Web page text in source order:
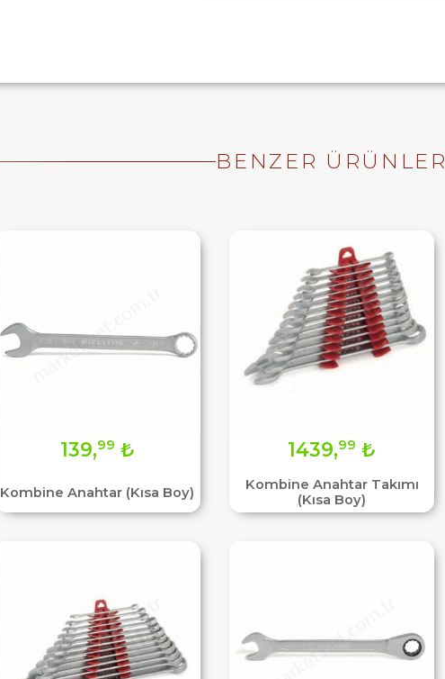
BENZER ÜRÜNLER
Kombine Anahtar (Kısa Boy)
139,99 ₺
Kombine Anahtar Takımı
(Kısa Boy)
1439,99 ₺